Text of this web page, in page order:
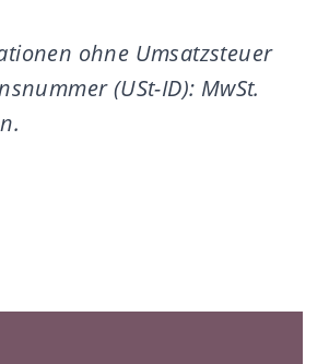
ohne Umsatzsteuer
(USt-ID): MwSt.